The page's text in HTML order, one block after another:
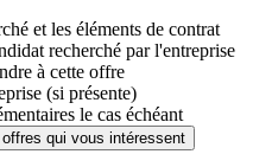
et les éléments de contrat
recherché par l'entreprise
à cette offre
(si présente)
le cas échéant
qui vous intéressent